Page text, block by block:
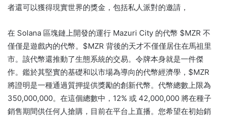
者還可以獲得現實世界的獎金，包括私人派對的邀請，
在 Solana 區塊鏈上開發的運行 Mazuri City 的代幣 $MZR 不
僅僅是遊戲內的代幣。 $MZR 背後的天才不僅僅居住在馬祖里
市。 該代幣還推動了生態系統的交易。 令牌本身就是一件傑
作。 鑑於其堅實的基礎和以市場為導向的代幣經濟學，$MZR
將證明是一種通過質押提供獎勵的創新代幣。 代幣總數上限為
350,000,000。 在這個總數中，12% 或 42,000,000 將在種子
銷售期間供任何人搶購，目前在平台上直播。 您希望在初始銷